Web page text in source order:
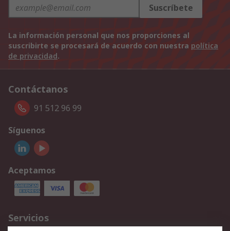
Suscríbete
La información personal que nos proporciones al
suscribirte se procesará de acuerdo con nuestra política
de privacidad.
Contáctanos
91 512 96 99
Síguenos
Aceptamos
Servicios